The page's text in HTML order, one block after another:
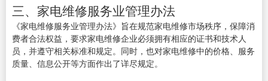
三、家电维修服务业管理办法
《家电维修服务业管理办法》旨在规范家电维修市场秩序，保障消
费者合法权益，要求家电维修企业必须拥有相应的证书和技术人
员，并遵守相关标准和规定。同时，也对家电维修中的价格、服务
质量、信息公开等方面作出了详尽规定。